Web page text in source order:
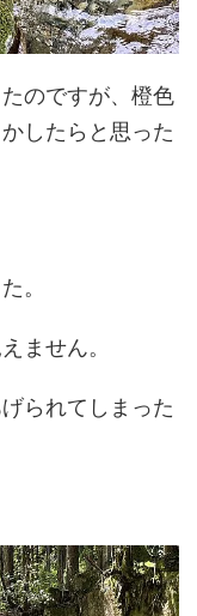
のですが、橙色
したらと思った
。
ません。
られてしまった